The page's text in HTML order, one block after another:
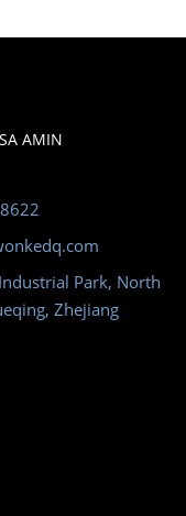
AMIN
Park, North
Zhejiang